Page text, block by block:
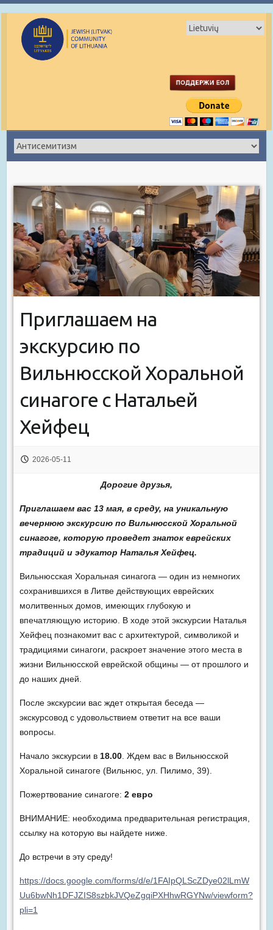
Приглашаем на
экскурсию по
Вильнюсской Хоральной
синагоге с Натальей
Хейфец
2026-05-11
Дорогие друзья,
Приглашаем вас 13 мая, в среду, на уникальную
вечернюю экскурсию по Вильнюсской Хоральной
синагоге, которую проведет знаток еврейских
традиций и эдукатор Наталья Хейфец.
Вильнюсская Хоральная синагога — один из немногих
сохранившихся в Литве действующих еврейских
молитвенных домов, имеющих глубокую и
впечатляющую историю. В ходе этой экскурсии Наталья
Хейфец познакомит вас с архитектурой, символикой и
традициями синагоги, раскроет значение этого места в
жизни Вильнюсской еврейской общины — от прошлого и
до наших дней.
После экскурсии вас ждет открытая беседа —
экскурсовод с удовольствием ответит на все ваши
вопросы.
Начало экскурсии в 18.00. Ждем вас в Вильнюсской
Хоральной синагоге (Вильнюс, ул. Пилимо, 39).
Пожертвование синагоге: 2 евро
ВНИМАНИЕ: необходима предварительная регистрация,
ссылку на которую вы найдете ниже.
До встречи в эту среду!
https://docs.google.com/forms/d/e/1FAIpQLScZDye02lLmW
Uu6bwNh1DFJZIS8szbkJVQeZgqiPXHhwRGYNw/viewform?
pli=1